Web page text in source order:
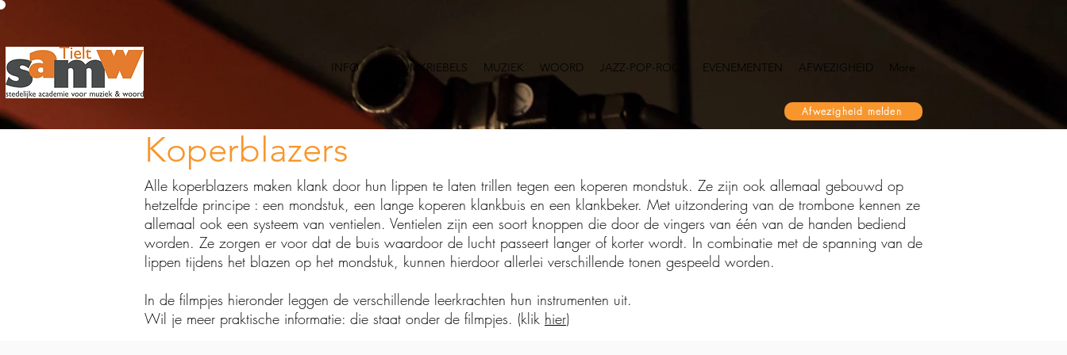
INFO PODIUMKRIEBELS MUZIEK WOORD JAZZ-POP-ROCK EVENEMENTEN AFWEZIGHEID More
Afwezigheid melden
Koperblazers
Alle koperblazers maken klank door hun lippen te laten trillen tegen een koperen mondstuk. Ze zijn ook allemaal gebouwd op
hetzelfde principe : een mondstuk, een lange koperen klankbuis en een klankbeker. Met uitzondering van de trombone kennen ze
allemaal ook een systeem van ventielen. Ventielen zijn een soort knoppen die door de vingers van één van de handen bediend
worden. Ze zorgen er voor dat de buis waardoor de lucht passeert langer of korter wordt. In combinatie met de spanning van de
lippen tijdens het blazen op het mondstuk, kunnen hierdoor allerlei verschillende tonen gespeeld worden.
In de filmpjes hieronder leggen de verschillende leerkrachten hun instrumenten uit.
Wil je meer praktische informatie: die staat onder de filmpjes. (klik hier)